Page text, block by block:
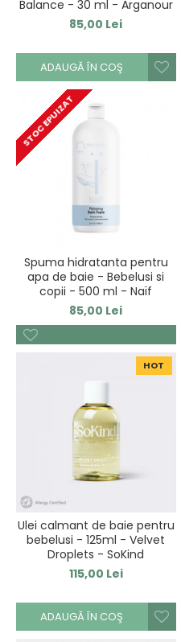
Balance - 30 ml - Arganour
85,00 Lei
ADAUGĂ ÎN COŞ
STOC EPUIZAT
Spuma hidratanta pentru
apa de baie - Bebelusi si
copii - 500 ml - Naïf
85,00 Lei
HOT
Ulei calmant de baie pentru
bebelusi - 125ml - Velvet
Droplets - SoKind
115,00 Lei
ADAUGĂ ÎN COŞ